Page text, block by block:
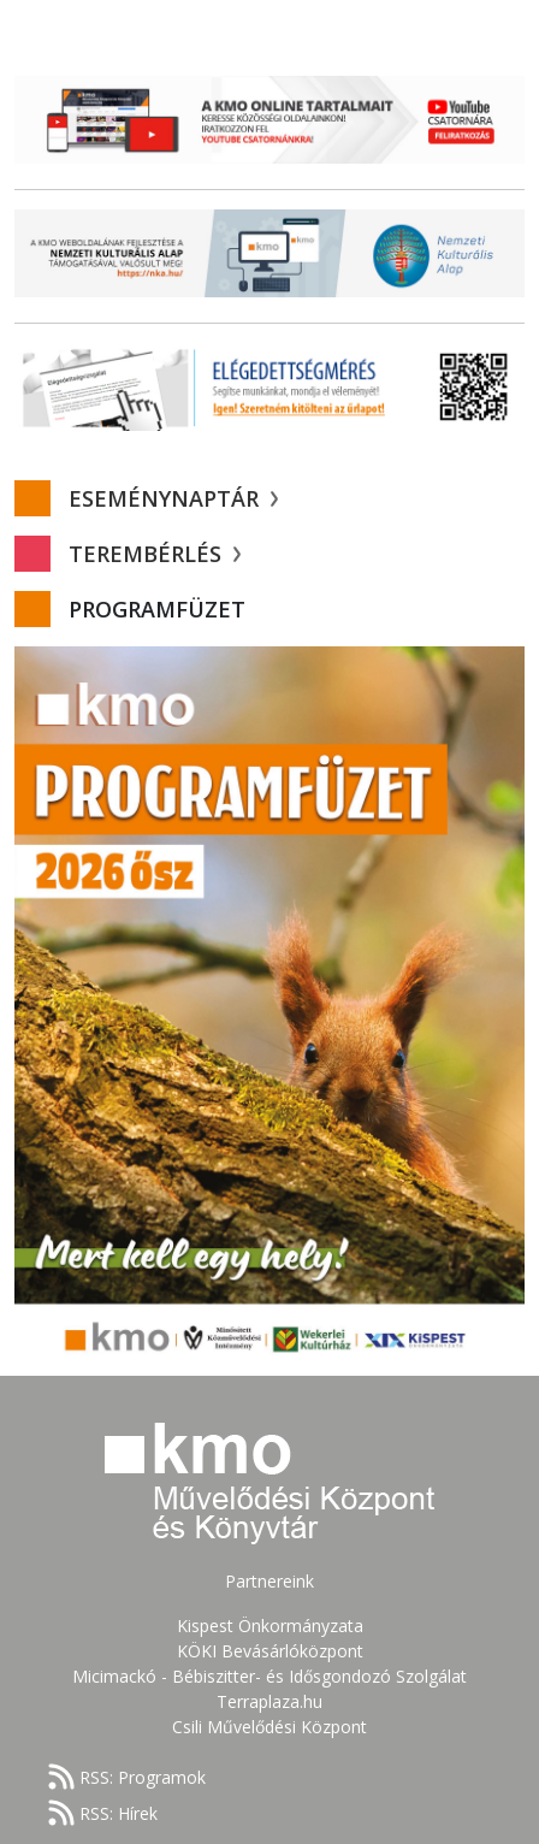
ESEMÉNYNAPTÁR
TEREMBÉRLÉS
PROGRAMFÜZET
Partnereink
Kispest Önkormányzata
KÖKI Bevásárlóközpont
Micimackó - Bébiszitter- és Idősgondozó Szolgálat
Terraplaza.hu
Csili Művelődési Központ
RSS: Programok
RSS: Hírek